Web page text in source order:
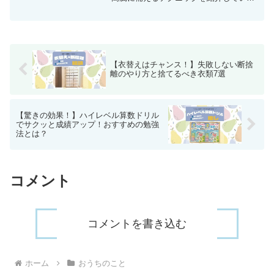
【衣替えはチャンス！】失敗しない断捨
離のやり方と捨てるべき衣類7選
【驚きの効果！】ハイレベル算数ドリル
でサクッと成績アップ！おすすめの勉強
法とは？
コメント
コメントを書き込む
ホーム おうちのこと